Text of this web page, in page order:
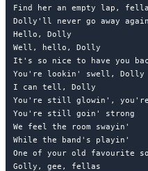
Find her an empty lap,
Dolly'll never go away again
Hello, Dolly
Well, hello, Dolly
It's so nice to have you
You're lookin' swell, Dolly
I can tell, Dolly
You're still glowin',
You're still goin' strong
We feel the room swayin'
While the band's playin'
One of your old favourite
Golly, gee, fellas